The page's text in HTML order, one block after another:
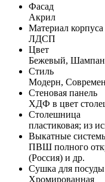
Фасад
Акрил
Материал корпуса
ЛДСП
Цвет
Бежевый,
Стиль
Модерн,
Стеновая панель
ХДФ в цвет
Столешница
пластиковая; из
Выкатные
ПВШ полного
(Россия) и др.
Сушка для посуды
Хромированная